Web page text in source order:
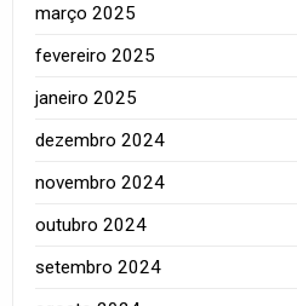
março 2025
fevereiro 2025
janeiro 2025
dezembro 2024
novembro 2024
outubro 2024
setembro 2024